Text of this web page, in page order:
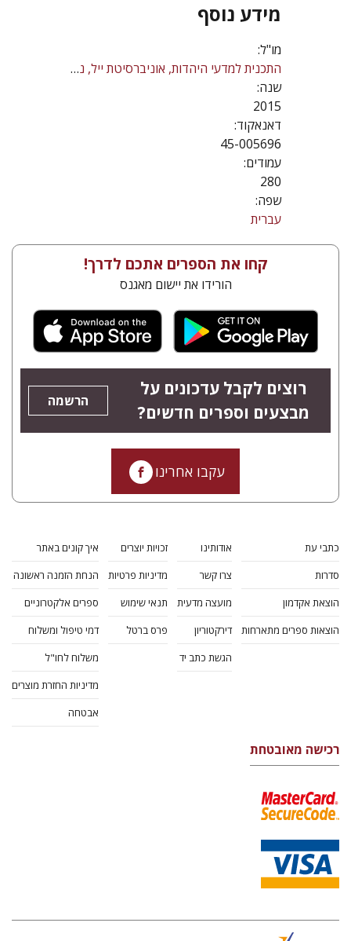
מידע נוסף
מו"ל:
התכנית למדעי היהדות, אוניברסיטת ייל, ניו הייבן
שנה:
2015
דאנאקוד:
45-005696
עמודים:
280
שפה:
עברית
קחו את הספרים אתכם לדרך!
הורידו את יישום מאגנס
רוצים לקבל עדכונים על
מבצעים וספרים חדשים?
הרשמה
עקבו אחרינו
כתבי עת
סדרות
הוצאת אקדמון
הוצאות ספרים מתארחות
אודותינו
צרו קשר
מועצה מדעית
דירקטוריון
הגשת כתב יד
זכויות יוצרים
מדיניות פרטיות
תנאי שימוש
פרס ברטל
איך קונים באתר
הנחת הזמנה ראשונה
ספרים אלקטרוניים
דמי טיפול ומשלוח
משלוח לחו"ל
מדיניות החזרת מוצרים
אבטחה
רכישה מאובטחת